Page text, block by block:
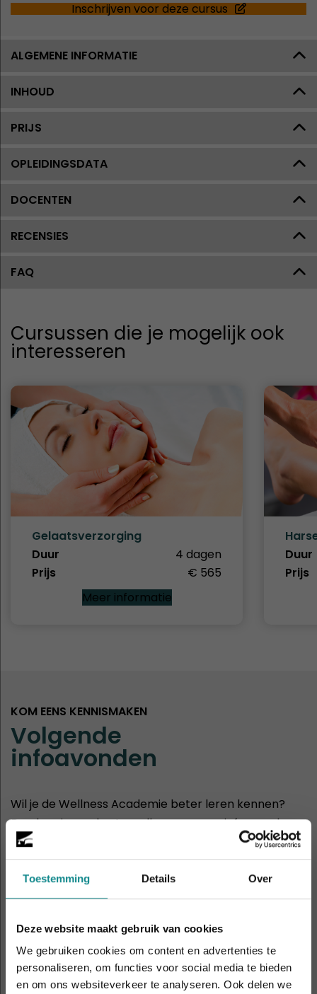
Toestemming Details Over
Deze website maakt gebruik van cookies
We gebruiken cookies om content en advertenties te
personaliseren, om functies voor social media te bieden
en om ons websiteverkeer te analyseren. Ook delen we
Inschrijven voor deze cursus
ALGEMENE INFORMATIE
INHOUD
PRIJS
OPLEIDINGSDATA
DOCENTEN
RECENSIES
FAQ
Cursussen die je mogelijk ook
interesseren
Gelaatsverzorging
Duur
4 dagen
Prijs
€ 565
Meer informatie
Duur
Prijs
KOM EENS KENNISMAKEN
Volgende
infoavonden
Wil je de Wellness Academie beter leren kennen?
Dan ben je van harte welkom op onze infoavonden
of opendagen.
30 Hasselt
sep
Rotterdam
19:00 - 21:00